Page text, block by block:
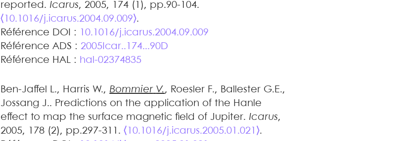
reported . Icarus, 2005, 174 (1), pp.90-104.
⟨10.1016/j.icarus.2004.09.009⟩.
Référence DOI :
10.1016/j.icarus.2004.09.009
Référence ADS : 2005Icar..174...90D
Référence HAL : hal-02374835
Ben-Jaffel L., Harris W., Bommier V., Roesler F., Ballester G.E.,
Jossang J.. Predictions on the application of the Hanle
effect to map the surface magnetic field of Jupiter. Icarus,
2005, 178 (2), pp.297-311.⟨10.1016/j.icarus.2005.01.021⟩.